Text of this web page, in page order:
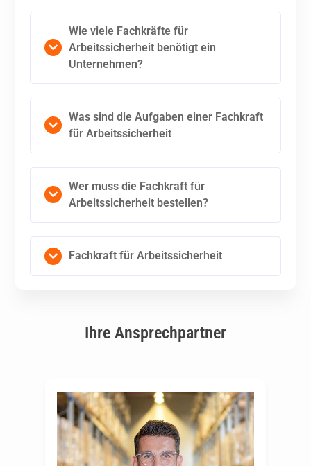
Wie viele Fachkräfte für
Arbeitssicherheit benötigt ein
Unternehmen?
Was sind die Aufgaben einer Fachkraft
für Arbeitssicherheit
Wer muss die Fachkraft für
Arbeitssicherheit bestellen?
Fachkraft für Arbeitssicherheit
Ihre Ansprechpartner